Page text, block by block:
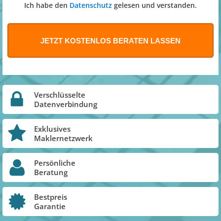
Ich habe den Datenschutz gelesen und verstanden.
Verschlüsselte
Datenverbindung
Exklusives
Maklernetzwerk
Persönliche
Beratung
Bestpreis
Garantie